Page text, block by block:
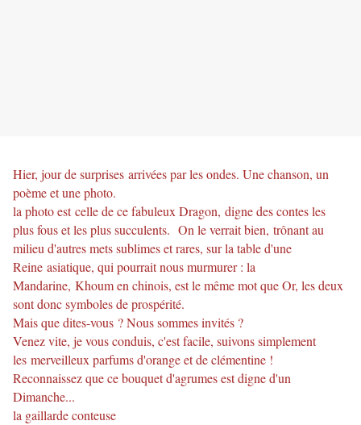
Hier, jour de surprises arrivées par les ondes. Une chanson, un
poème et une photo.
la photo est celle de ce fabuleux Dragon, digne des contes les
plus fous et les plus succulents. On le verrait bien, trônant au
milieu d'autres mets sublimes et rares, sur la table d'une
Reine asiatique, qui pourrait nous murmurer : la
Mandarine, Khoum en chinois, est le même mot que Or, les deux
sont donc symboles de prospérité.
Mais que dites-vous ? Nous sommes invités ?
Venez vite, je vous conduis, c'est facile, suivons simplement
les merveilleux parfums d'orange et de clémentine !
Reconnaissez que ce bouquet d'agrumes est digne d'un
Dimanche...
la gaillarde conteuse